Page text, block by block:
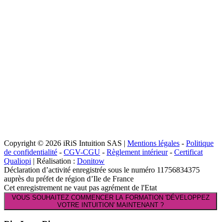
Copyright © 2026 iRiS Intuition SAS | Mentions légales - Politique
de confidentialité - CGV-CGU - Règlement intérieur- Certificat
Qualiopi | Réalisation : Donitow
Déclaration d’activité enregistrée sous le numéro 11756834375
auprès du préfet de région d’Ile de France
Cet enregistrement ne vaut pas agrément de l'Etat
VOUS SOUHAITEZ COMMENCER LA FORMATION 'DÉVELOPPEZ
VOTRE INTUITION' MAINTENANT ?